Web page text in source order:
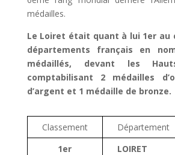
médailles.
Le Loiret était quant à lui 1er au
départements français en
médaillés, devant les
comptabilisant 2 médailles
d’argent et 1 médaille de bronze.
Classement Département
1er
LOIRET